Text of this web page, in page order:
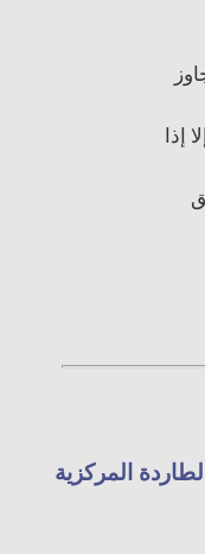
إذا
المركزية